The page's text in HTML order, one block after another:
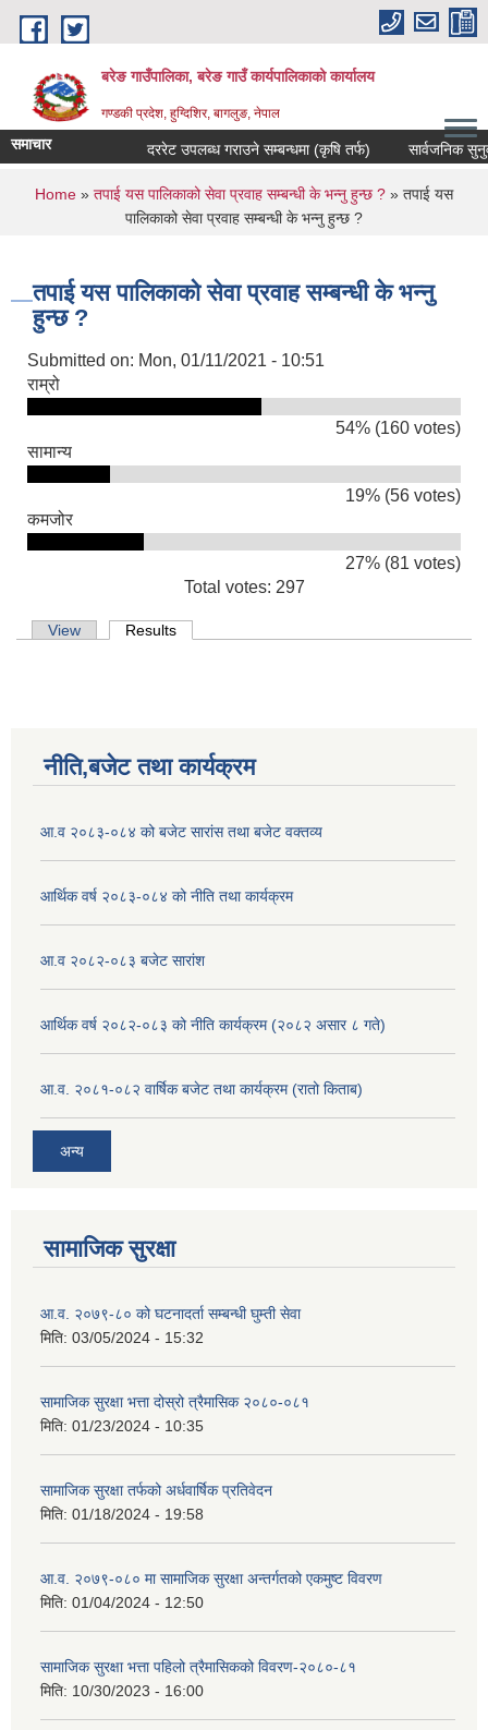
Skip to main content
बरेङ गाउँपालिका, बरेङ गाउँ कार्यपालिकाको कार्यालय
गण्डकी प्रदेश, हुग्दिशिर, बागलुङ, नेपाल
समाचार दररेट उपलब्ध गराउने सम्बन्धमा (कृषि तर्फ) सार्वजनिक सुनुवाइ
You are here
Home » तपाई यस पालिकाको सेवा प्रवाह सम्बन्धी के भन्नु हुन्छ ? » तपाई यस
पालिकाको सेवा प्रवाह सम्बन्धी के भन्नु हुन्छ ?
तपाई यस पालिकाको सेवा प्रवाह सम्बन्धी के भन्नु
हुन्छ ?
Submitted on: Mon, 01/11/2021 - 10:51
राम्रो
54% (160 votes)
सामान्य
19% (56 votes)
कमजोर
27% (81 votes)
Total votes: 297
Primary tabs
View Results
नीति,बजेट तथा कार्यक्रम
आ.व २०८३-०८४ को बजेट सारांस तथा बजेट वक्तव्य
आर्थिक वर्ष २०८३-०८४ को नीति तथा कार्यक्रम
आ.व २०८२-०८३ बजेट सारांश
आर्थिक वर्ष २०८२-०८३ को नीति कार्यक्रम (२०८२ असार ८ गते)
आ.व. २०८१-०८२ वार्षिक बजेट तथा कार्यक्रम (रातो किताब)
अन्य
सामाजिक सुरक्षा
आ.व. २०७९-८० को घटनादर्ता सम्बन्धी घुम्ती सेवा
मिति: 03/05/2024 - 15:32
सामाजिक सुरक्षा भत्ता दोस्रो त्रैमासिक २०८०-०८१
मिति: 01/23/2024 - 10:35
सामाजिक सुरक्षा तर्फको अर्धवार्षिक प्रतिवेदन
मिति: 01/18/2024 - 19:58
आ.व. २०७९-०८० मा सामाजिक सुरक्षा अन्तर्गतको एकमुष्ट विवरण
मिति: 01/04/2024 - 12:50
सामाजिक सुरक्षा भत्ता पहिलो त्रैमासिकको विवरण-२०८०-८१
मिति: 10/30/2023 - 16:00